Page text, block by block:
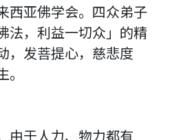
西亚佛学会。四众弟子
法，利益一切众」的精
，发菩提心，慈悲度
由于人力、物力都有